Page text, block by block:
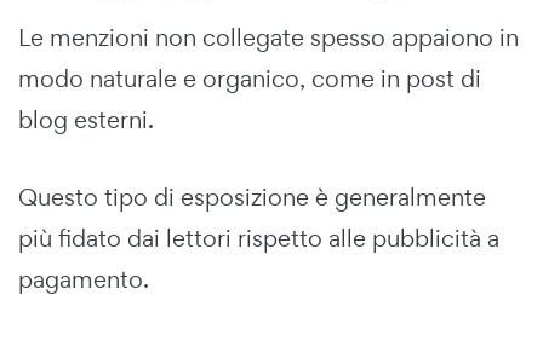
Le menzioni non collegate spesso appaiono in
modo naturale e organico, come in post di
blog esterni.
Questo tipo di esposizione è generalmente
più fidato dai lettori rispetto alle pubblicità a
pagamento.